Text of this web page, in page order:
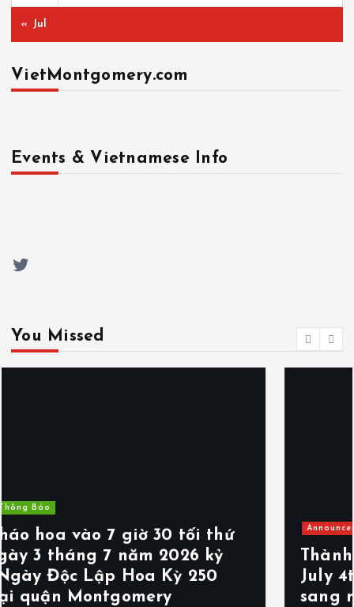
« Jul
VietMontgomery.com
Events & Vietnamese Info
Twitter
You Missed
Announcements Events Thông Báo
Thành Phố Poolesville dời Lễ hội
July 4th Celebration and Fireworks
sang ngày 5 tháng 7 năm 2026